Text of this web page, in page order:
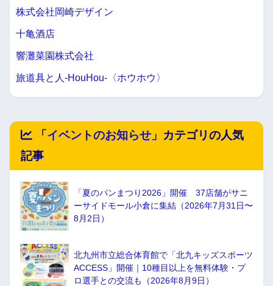
株式会社岡崎デザイン
十亀酒店
響灘菜園株式会社
旅道具と人-HouHou-〈ホウホウ〉
「イベントのお知らせ 」カテゴリの人気
記事
「夏のパンまつり2026」開催 37店舗がサニ
ーサイドモール小倉に集結（2026年7月31日〜
8月2日）
北九州市立総合体育館で「北九キッズスポーツ
ACCESS」開催｜10種目以上を無料体験・プ
ロ選手との交流も（2026年8月9日）